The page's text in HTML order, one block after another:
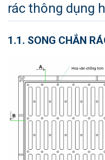
rác thông dụng
1.1. SONG CHẮN